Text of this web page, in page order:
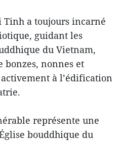
a toujours incarné
guidant les
du Vietnam,
bonzes, nonnes et
à l’édification
représente une
bouddhique du